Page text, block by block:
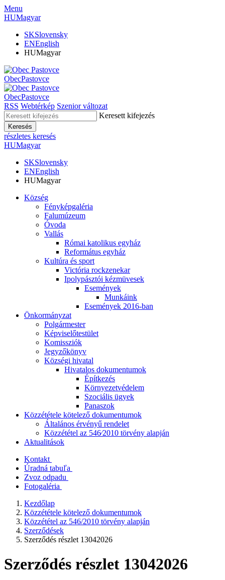
Menu
HUMagyar
SKSlovensky
ENEnglish
HUMagyar
ObecPastovce
ObecPastovce
RSS Webtérkép Szenior változat
Keresett kifejezés
Keresés
részletes keresés
HUMagyar
SKSlovensky
ENEnglish
HUMagyar
Község
Fényképgaléria
Falumúzeum
Óvoda
Vallás
Római katolikus egyház
Református egyház
Kultúra és sport
Victória rockzenekar
Ipolypásztói kézmüvesek
Események
Munkáink
Események 2016-ban
Önkormányzat
Polgármester
Képviselőtestület
Komissziók
Jegyzőkönyv
Községi hivatal
Hivatalos dokumentumok
Építkezés
Környezetvédelem
Szociális ügyek
Panaszok
Közzététele kötelező dokumentumok
Általános érvényű rendelet
Közzététel az 546⁄2010 törvény alapján
Aktualitások
Kontakt
Úradná tabuľa
Zvoz odpadu
Fotogaléria
Kezdőlap
Közzététele kötelező dokumentumok
Közzététel az 546/2010 törvény alapján
Szerződések
Szerződés részlet 13042026
Szerződés részlet 13042026